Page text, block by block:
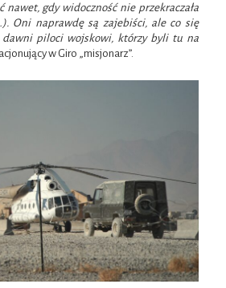
nawet, gdy widoczność nie przekraczała
Oni naprawdę są zajebiści, ale co się
dawni piloci wojskowi, którzy byli tu na
w Giro „misjonarz”.